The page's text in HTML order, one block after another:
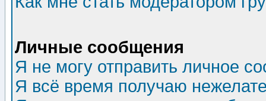
Личные сообщения
Я не могу отправить личное
Я всё время получаю